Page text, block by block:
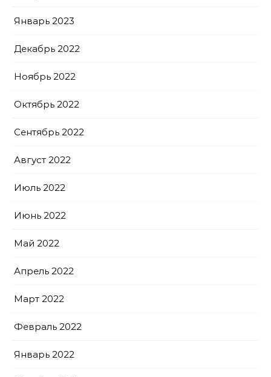
Январь 2023
Декабрь 2022
Ноябрь 2022
Октябрь 2022
Сентябрь 2022
Август 2022
Июль 2022
Июнь 2022
Май 2022
Апрель 2022
Март 2022
Февраль 2022
Январь 2022